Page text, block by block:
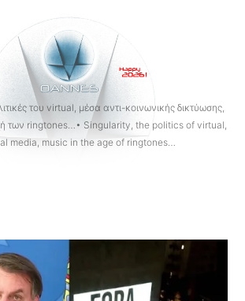
OANNES
του virtual, μέσα αντι-κοινωνικής δικτύωσης,
των ringtones…• Singularity, the politics of virtual,
media, music in the age of ringtones…